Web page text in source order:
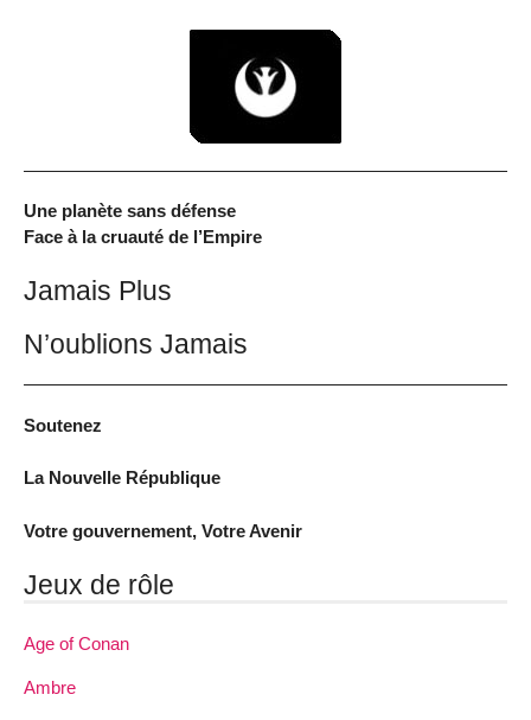
Une planète sans défense
Face à la cruauté de l’Empire
Jamais Plus
N’oublions Jamais
Soutenez
La Nouvelle République
Votre gouvernement, Votre Avenir
Jeux de rôle
Age of Conan
Ambre